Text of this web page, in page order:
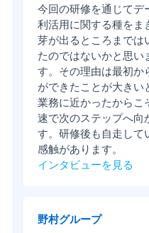
今回の研修を通じてデ
利活用に関する種をま
芽が出るところまでは
たのではないかと思い
す。その理由は最初か
ができたことが大き
業務に近かったからこ
速で次のステップへ向
す。研修後も自走して
感触があります。
インタビューを見る
野村グループ